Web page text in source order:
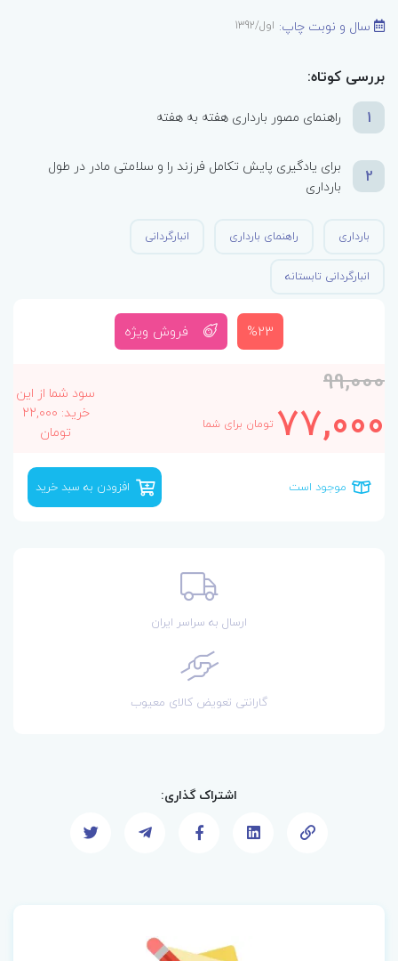
سال و نوبت چاپ: اول/1392
بررسی کوتاه:
1
راهنمای مصور بارداری هفته به هفته
2
برای یادگیری پایش تکامل فرزند را و سلامتی مادر در طول
بارداری
بارداری راهنمای بارداری انبارگردانی
انبارگردانی تابستانه
%23 فروش ویژه
99,000
77,000 تومان برای شما
سود شما از این
خرید: 22,000
تومان
موجود است افزودن به سبد خرید
ارسال به سراسر ایران
گارانتی تعویض کالای معیوب
اشتراک گذاری: